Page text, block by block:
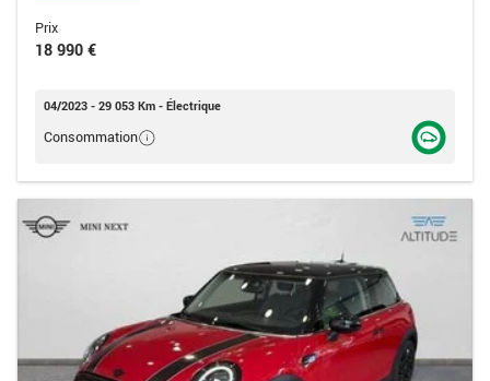
Prix
18 990 €
04/2023 - 29 053 Km - Électrique
Consommation